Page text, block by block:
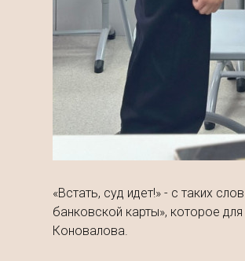
«Встать, суд идет!» - с таких
банковской карты», которое
Коновалова.